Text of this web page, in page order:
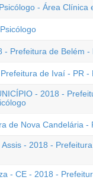
- Área Clínica
- Prefeitura de Belém -
de Ivaí - PR -
- 2018 -
de Nova Candelária -
- 2018 -
- CE - 2018 -